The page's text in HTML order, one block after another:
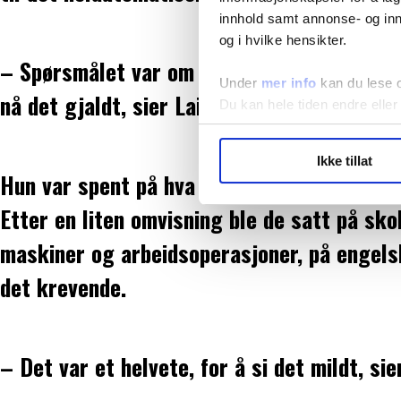
innhold samt annonse- og
og i hvilke hensikter.
Under mer info kan du lese
Du kan hele tiden endre
hvordan våre nettsider blir
annonsering. Disse er
Ikke tillat
– Spørsmålet var om jeg skulle satse på
nå det gjaldt, sier Laila.
Hun var spent på hva dette nye var. Det
Etter en liten omvisning ble de satt på
maskiner og arbeidsoperasjoner, på
det krevende.
– Det var et helvete, for å si det mildt,